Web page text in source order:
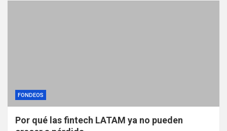
FONDEOS
Por qué las fintech LATAM ya no pueden